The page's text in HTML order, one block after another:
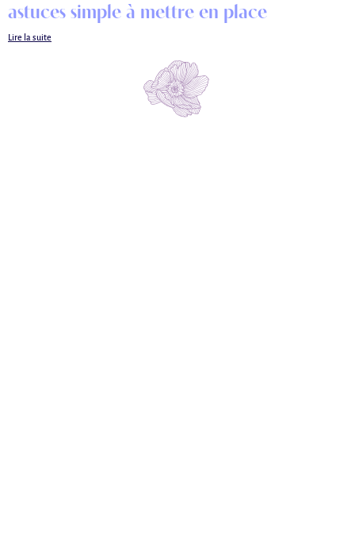
astuces simple à mettre en place
Lire la suite